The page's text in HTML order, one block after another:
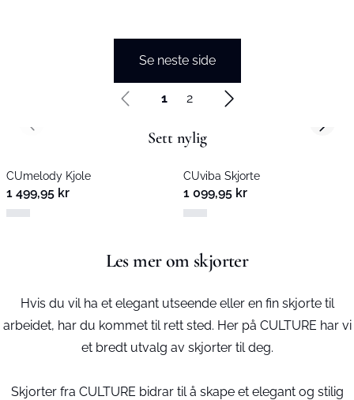
Se neste side
1 2
Sett nylig
CUmelody Kjole
1 499,95 kr
CUviba Skjorte
1 099,95 kr
Previous slide Next
Les mer om skjorter
Hvis du vil ha et elegant utseende eller en fin skjorte til
arbeidet, har du kommet til rett sted. Her på CULTURE har vi
et bredt utvalg av skjorter til deg.
Skjorter fra CULTURE bidrar til å skape et elegant og stilig